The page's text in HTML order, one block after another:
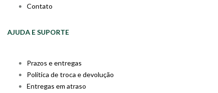
Contato
AJUDA E SUPORTE
Prazos e entregas
Política de troca e devolução
Entregas em atraso